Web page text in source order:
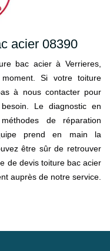
acier 08390
bac acier à Verrieres,
Si votre toiture
à nous contacter pour
Le diagnostic en
de réparation
prend en main la
être sûr de retrouver
de devis toiture bac acier
auprès de notre service.